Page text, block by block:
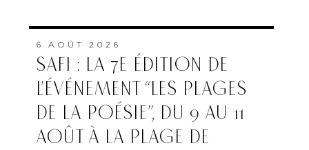
6 AOÛT 2026
SAFI : LA 7E ÉDITION DE
L’ÉVÉNEMENT “LES PLAGES
DE LA POÉSIE”, DU 9 AU 11
AOÛT À LA PLAGE DE